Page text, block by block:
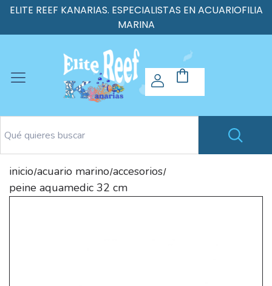
ELITE REEF KANARIAS. ESPECIALISTAS EN ACUARIOFILIA
MARINA
inicio/acuario marino/accesorios/
peine aquamedic 32 cm